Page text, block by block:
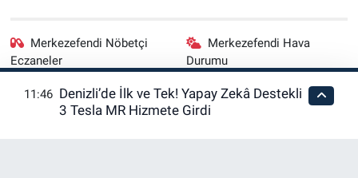
Merkezefendi Nöbetçi
Eczaneler
Merkezefendi Hava
Durumu
Merkezefendi Trafik
Yoğunluk Haritası
Puan Durumu ve Fikstür
11:46 Denizli’de İlk ve Tek! Yapay Zekâ Destekli
3 Tesla MR Hizmete Girdi